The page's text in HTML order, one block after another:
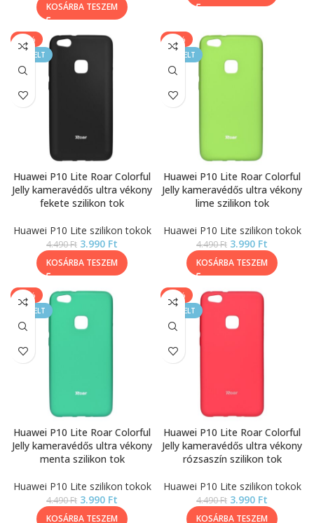
KOSÁRBA TESZEM
-11%
KIEMELT
Huawei P10 Lite Roar Colorful
Jelly kameravédős ultra vékony
fekete szilikon tok
Huawei P10 Lite szilikon tokok
4.490Ft 3.990 Ft
KOSÁRBA TESZEM
-11%
KIEMELT
Huawei P10 Lite Roar Colorful
Jelly kameravédős ultra vékony
lime szilikon tok
Huawei P10 Lite szilikon tokok
4.490Ft 3.990 Ft
KOSÁRBA TESZEM
-11%
KIEMELT
Huawei P10 Lite Roar Colorful
Jelly kameravédős ultra vékony
menta szilikon tok
Huawei P10 Lite szilikon tokok
4.490Ft 3.990 Ft
KOSÁRBA TESZEM
-11%
KIEMELT
Huawei P10 Lite Roar Colorful
Jelly kameravédős ultra vékony
rózsaszín szilikon tok
Huawei P10 Lite szilikon tokok
4.490Ft 3.990 Ft
KOSÁRBA TESZEM